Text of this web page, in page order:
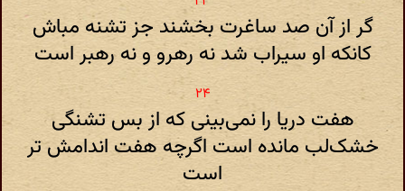
گر از آن صد ساغرت بخشند جز تشنه مباش
کانکه او سیراب شد نه رهرو و نه رهبر است
هفت دریا را نمی‌بینی که از بس تشنگی
خشک‌لب مانده است اگرچه هفت اندامش تر
است